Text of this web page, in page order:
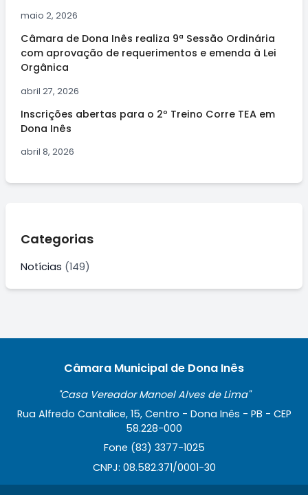
maio 2, 2026
Câmara de Dona Inês realiza 9ª Sessão Ordinária
com aprovação de requerimentos e emenda à Lei
Orgânica
abril 27, 2026
Inscrições abertas para o 2º Treino Corre TEA em
Dona Inês
abril 8, 2026
Categorias
Notícias (149)
Câmara Municipal de Dona Inês
"Casa Vereador Manoel Alves de Lima"
Rua Alfredo Cantalice, 15, Centro - Dona Inês - PB - CEP
58.228-000
Fone (83) 3377-1025
CNPJ: 08.582.371/0001-30